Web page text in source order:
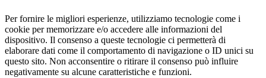
Per fornire le migliori esperienze, utilizziamo tecnologie come i
cookie per memorizzare e/o accedere alle informazioni del
dispositivo. Il consenso a queste tecnologie ci permetterà di
elaborare dati come il comportamento di navigazione o ID unici su
questo sito. Non acconsentire o ritirare il consenso può influire
negativamente su alcune caratteristiche e funzioni.